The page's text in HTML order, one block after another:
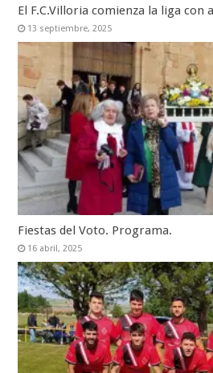
El F.C.Villoria comienza la liga con
13 septiembre, 2025
Fiestas del Voto. Programa.
16 abril, 2025